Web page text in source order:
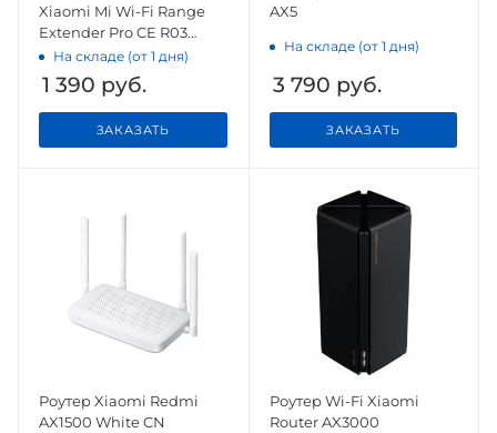
Xiaomi Mi Wi-Fi Range
Extender Pro CE R03
(DVB4352GL)
На складе (от 1 дня)
1 390 руб.
ЗАКАЗАТЬ
AX5
На складе (от 1 дня)
3 790 руб.
ЗАКАЗАТЬ
Роутер Xiaomi Redmi
AX1500 White CN
Роутер Wi-Fi Xiaomi
Router AX3000